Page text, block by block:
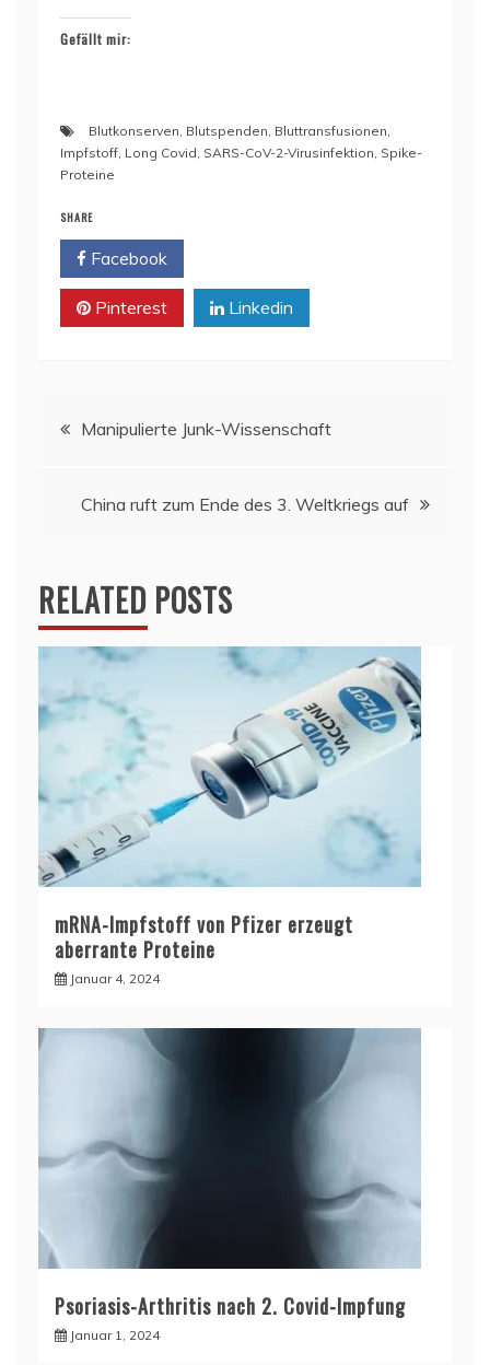
Gefällt mir:
Blutkonserven, Blutspenden, Bluttransfusionen,
Impfstoff, Long Covid, SARS-CoV-2-Virusinfektion, Spike-
Proteine
SHARE
Facebook
Pinterest Linkedin
Beitragsnavigation
Manipulierte Junk-Wissenschaft
China ruft zum Ende des 3. Weltkriegs auf
RELATED POSTS
mRNA-Impfstoff von Pfizer erzeugt
aberrante Proteine
Januar 4, 2024
Psoriasis-Arthritis nach 2. Covid-Impfung
Januar 1, 2024